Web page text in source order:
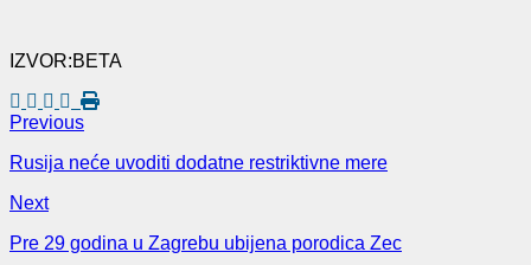
IZVOR:BETA
Previous
Rusija neće uvoditi dodatne restriktivne mere
Next
Pre 29 godina u Zagrebu ubijena porodica Zec